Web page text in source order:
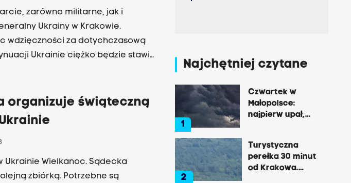
zarówno militarne, jak i
Ukrainy w Krakowie.
wdzięczności za dotychczasową
Ukrainie ciężko będzie stawić
organizuje świąteczną
Ukrainie Wielkanoc. Sądecka
zbiórką. Potrzebne są
Najchętniej czytane
1
Czwartek w
Małopolsce:
najpierw upał,
2
Turystyczna
perełka 30 minut
od Krakowa.